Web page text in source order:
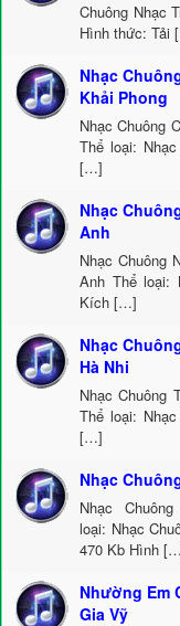
Chuông Nhạc
Hình thức: Tải
Nhạc
Khải Phong
Nhạc Chuông
Thể loại:
[…]
Nhạc
Anh
Nhạc Chuông
Anh Thể loại:
Kích […]
Nhạc
Hà Nhi
Nhạc Chuông
Thể loại:
[…]
Nhạc
Nhạc
loại: Nhạc
470 Kb Hình
Nhường Em
Gia Vỹ